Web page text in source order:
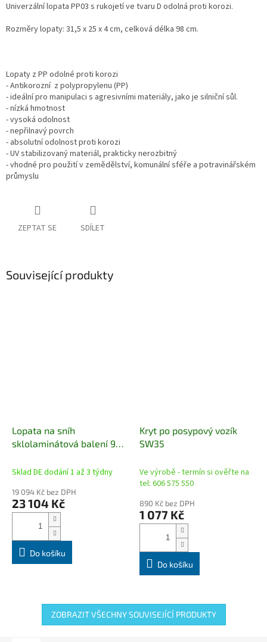
Univerzální lopata PP03 s rukojetí ve tvaru D odolná proti korozi.
Rozměry lopaty: 31,5 x 25 x 4 cm, celková délka 98 cm.
Lopaty z PP odolné proti korozi
- Antikorozní z polypropylenu (PP)
- ideální pro manipulaci s agresivními materiály, jako je silniční sůl.
- nízká hmotnost
- vysoká odolnost
- nepřilnavý povrch
- absolutní odolnost proti korozi
- UV stabilizovaný materiál, prakticky nerozbitný
- vhodné pro použití v zemědělství, komunální sféře a potravinářském
průmyslu
ZEPTAT SE SDÍLET
Související produkty
Lopata na sníh
sklolaminátová balení 9
Sklad DE dodání 1 až 3 týdny
19 094 Kč bez DPH
23 104 Kč
Do košíku
Kryt po posypový vozík
SW35
Ve výrobě - termín si ověřte na
tel: 606 575 550
890 Kč bez DPH
1 077 Kč
Do košíku
ZOBRAZIT VŠECHNY SOUVISEJÍCÍ PRODUKTY